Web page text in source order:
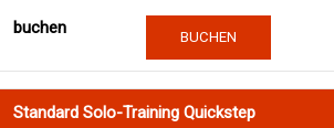
BUCHEN
Standard Solo-Training Quickstep